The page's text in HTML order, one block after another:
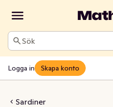
Sök
Logga in Skapa konto
Sardiner
i Rapsolja MSC